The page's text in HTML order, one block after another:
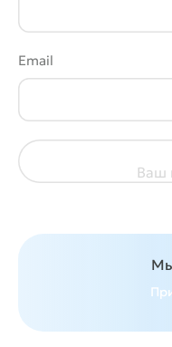
Email
Ваш